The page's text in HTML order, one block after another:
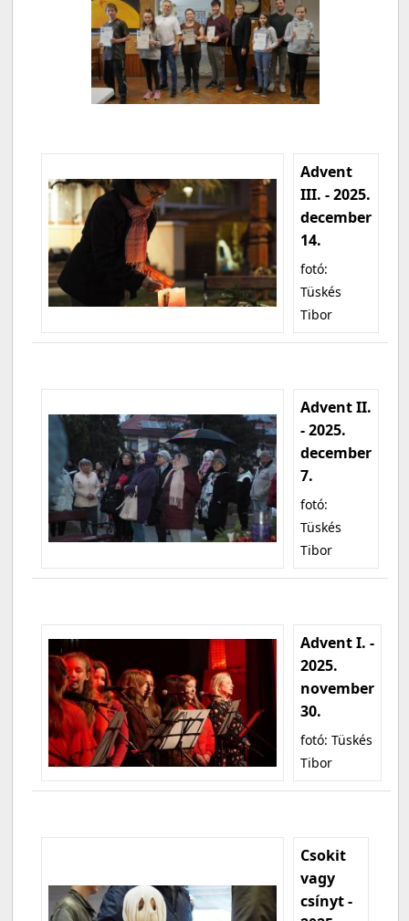
Advent
III. - 2025.
december
14.
fotó:
Tüskés
Tibor
Advent II.
- 2025.
december
7.
fotó:
Tüskés
Tibor
Advent I. -
2025.
november
30.
fotó: Tüskés
Tibor
Csokit
vagy
csínyt -